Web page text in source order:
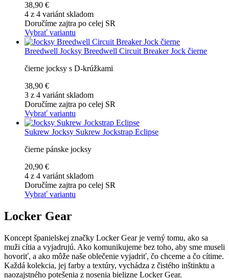
38,90 €
4 z 4 variánt skladom
Doručíme zajtra po celej SR
Vybrať variantu
Breedwell Jocksy Breedwell Circuit Breaker Jock čierne
čierne jocksy s D-krúžkami
38,90 €
3 z 4 variánt skladom
Doručíme zajtra po celej SR
Vybrať variantu
Sukrew Jocksy Sukrew Jockstrap Eclipse
čierne pánske jocksy
20,90 €
4 z 4 variánt skladom
Doručíme zajtra po celej SR
Vybrať variantu
Locker Gear
Koncept španielskej značky Locker Gear je verný tomu, ako sa
muži cítia a vyjadrujú. Ako komunikujeme bez toho, aby sme museli
hovoriť, a ako môže naše oblečenie vyjadriť, čo chceme a čo cítime.
Každá kolekcia, jej farby a textúry, vychádza z čistého inštinktu a
naozajstného potešenia z nosenia bielizne Locker Gear.